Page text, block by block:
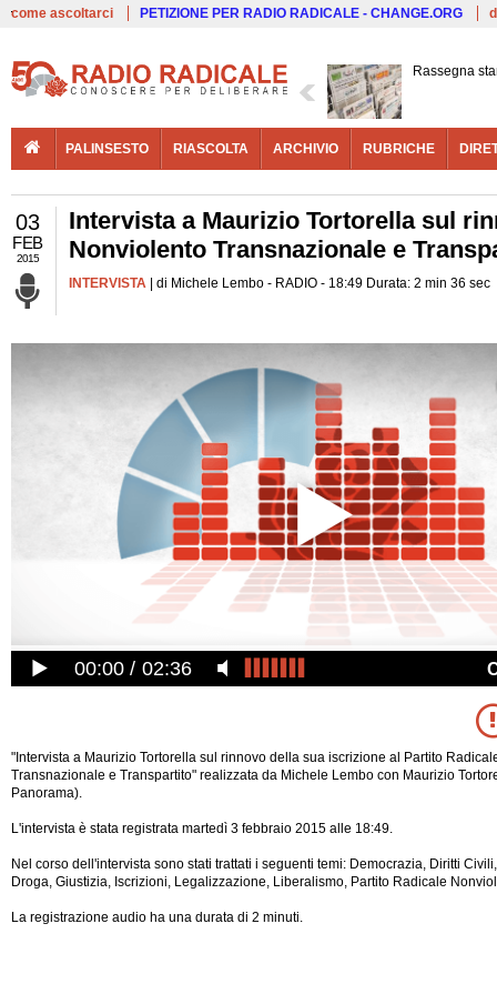
come ascoltarci PETIZIONE PER RADIO RADICALE - CHANGE.ORG
Rassegna
PALINSESTO RIASCOLTA ARCHIVIO RUBRICHE
03
FEB
2015
Intervista a Maurizio Tortorella sul
Nonviolento Transnazionale e
INTERVISTA | di Michele Lembo - RADIO - 18:49 Durata: 2 min 36 sec
00:00 02:36
"Intervista a Maurizio Tortorella sul rinnovo della sua iscrizione al Partito
Transnazionale e Transpartito" realizzata da Michele Lembo con Maurizio
Panorama).
L'intervista è stata registrata martedì 3 febbraio 2015 alle 18:49.
Nel corso dell'intervista sono stati trattati i seguenti temi: Democrazia, Diritti
Droga, Giustizia, Iscrizioni, Legalizzazione, Liberalismo, Partito Radicale
La registrazione audio ha una durata di 2 minuti.